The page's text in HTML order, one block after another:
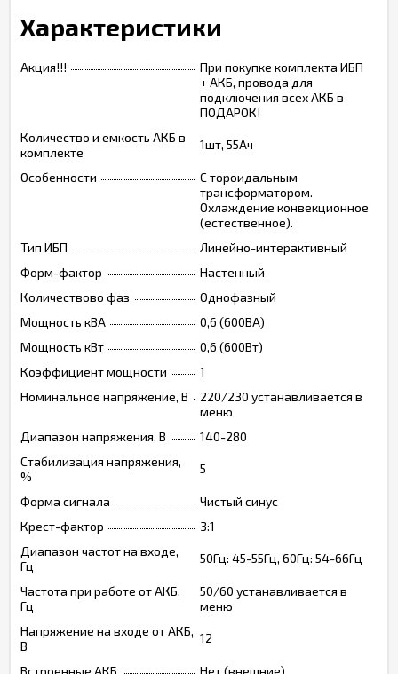
Характеристики
Акция!!!
При покупке комплекта ИБП
+ АКБ, провода для
подключения всех АКБ в
ПОДАРОК!
Количество и емкость АКБ в
комплекте
1шт, 55Ач
Особенности
С тороидальным
трансформатором.
Охлаждение конвекционное
(естественное).
Тип ИБП
Линейно-интерактивный
Форм-фактор
Настенный
Количествово фаз
Однофазный
Мощность кВА
0,6 (600ВА)
Мощность кВт
0,6 (600Вт)
Коэффициент мощности
1
Номинальное напряжение, В
220/230 устанавливается в
меню
Диапазон напряжения, В
140-280
Стабилизация напряжения,
%
5
Форма сигнала
Чистый синус
Крест-фактор
3:1
Диапазон частот на входе,
Гц
50Гц: 45-55Гц, 60Гц: 54-66Гц
Частота при работе от АКБ,
Гц
50/60 устанавливается в
меню
Напряжение на входе от АКБ,
В
12
Встроенные АКБ Нет (внешние)